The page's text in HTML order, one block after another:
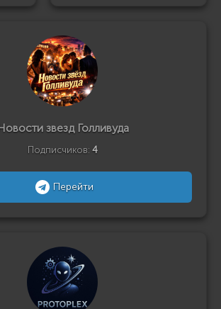
звезд Голливуда
Подписчиков: 4
Перейти